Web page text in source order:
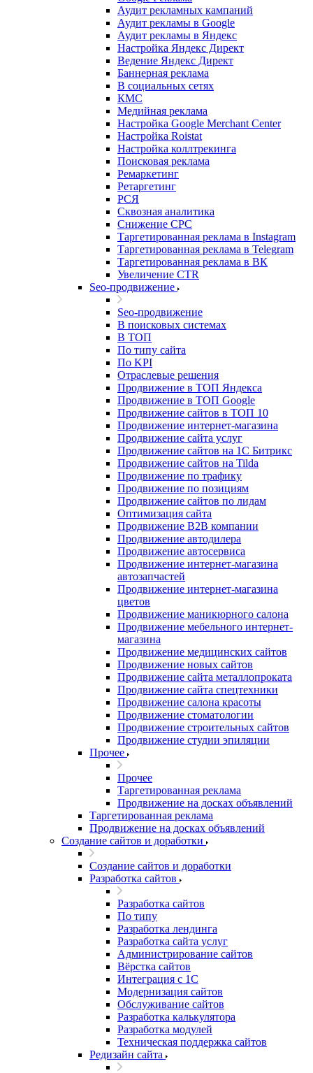
Аудит рекламных кампаний
Аудит рекламы в Google
Аудит рекламы в Яндекс
Настройка Яндекс Директ
Ведение Яндекс Директ
Баннерная реклама
В социальных сетях
КМС
Медийная реклама
Настройка Google Merchant Center
Настройка Roistat
Настройка коллтрекинга
Поисковая реклама
Ремаркетинг
Ретаргетинг
РСЯ
Сквозная аналитика
Снижение CPC
Таргетированная реклама в Instagram
Таргетированная реклама в Telegram
Таргетированная реклама в ВК
Увеличение CTR
Seo-продвижение
Seo-продвижение
В поисковых системах
В ТОП
По типу сайта
По KPI
Отраслевые решения
Продвижение в ТОП Яндекса
Продвижение в ТОП Google
Продвижение сайтов в ТОП 10
Продвижение интернет-магазина
Продвижение сайта услуг
Продвижение сайтов на 1С Битрикс
Продвижение сайтов на Tilda
Продвижение по трафику
Продвижение по позициям
Продвижение сайтов по лидам
Оптимизация сайта
Продвижение B2B компании
Продвижение автодилера
Продвижение автосервиса
Продвижение интернет-магазина
автозапчастей
Продвижение интернет-магазина
цветов
Продвижение маникюрного салона
Продвижение мебельного интернет-
магазина
Продвижение медицинских сайтов
Продвижение новых сайтов
Продвижение сайта металлопроката
Продвижение сайта спецтехники
Продвижение салона красоты
Продвижение стоматологии
Продвижение строительных сайтов
Продвижение студии эпиляции
Прочее
Прочее
Таргетированная реклама
Продвижение на досках объявлений
Таргетированная реклама
Продвижение на досках объявлений
Создание сайтов и доработки
Создание сайтов и доработки
Разработка сайтов
Разработка сайтов
По типу
Разработка лендинга
Разработка сайта услуг
Администрирование сайтов
Вёрстка сайтов
Интеграция с 1С
Модернизация сайтов
Обслуживание сайтов
Разработка калькулятора
Разработка модулей
Техническая поддержка сайтов
Редизайн сайта